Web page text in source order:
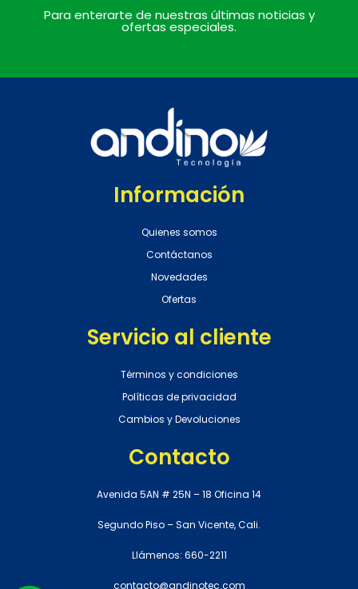
Para enterarte de nuestras últimas noticias y
ofertas especiales.
Información
Quienes somos
Contáctanos
Novedades
Ofertas
Servicio al cliente
Términos y condiciones
Políticas de privacidad
Cambios y Devoluciones
Contacto
Avenida 5AN # 25N – 18 Oficina 14
Segundo Piso – San Vicente, Cali.
Llámenos: 660-2211
contacto@andinotec.com